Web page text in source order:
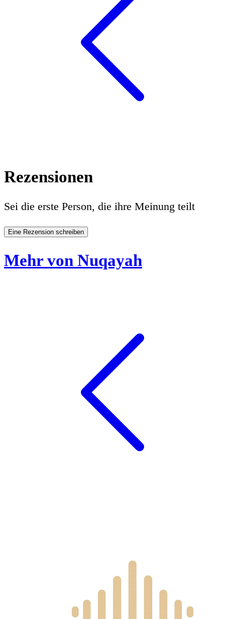
Rezensionen
Sei die erste Person, die ihre Meinung teilt
Eine Rezension schreiben
Mehr von Nuqayah